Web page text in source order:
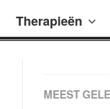
Therapieën
MEEST